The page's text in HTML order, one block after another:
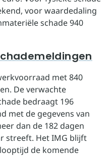
voor waardedaling
schade 940
met 840
De verwachte
bedraagt 196
met de gegevens van
dan de 182 dagen
streeft. Het IMG blijft
de komende